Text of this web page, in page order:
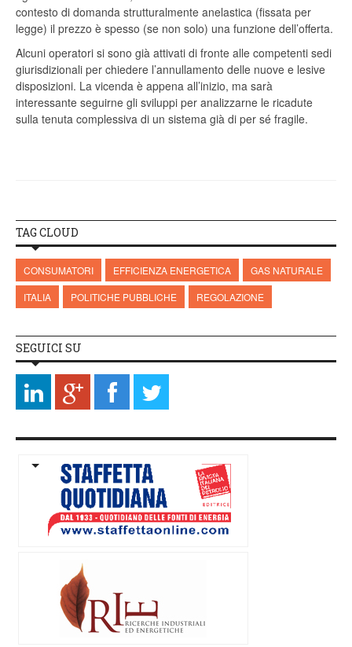
contesto di domanda strutturalmente anelastica (fissata per
legge) il prezzo è spesso (se non solo) una funzione dell’offerta.
Alcuni operatori si sono già attivati di fronte alle competenti sedi
giurisdizionali per chiedere l’annullamento delle nuove e lesive
disposizioni. La vicenda è appena all’inizio, ma sarà
interessante seguirne gli sviluppi per analizzarne le ricadute
sulla tenuta complessiva di un sistema già di per sé fragile.
TAG CLOUD
CONSUMATORI EFFICIENZA ENERGETICA
GAS NATURALE
ITALIA
POLITICHE PUBBLICHE REGOLAZIONE
SEGUICI SU